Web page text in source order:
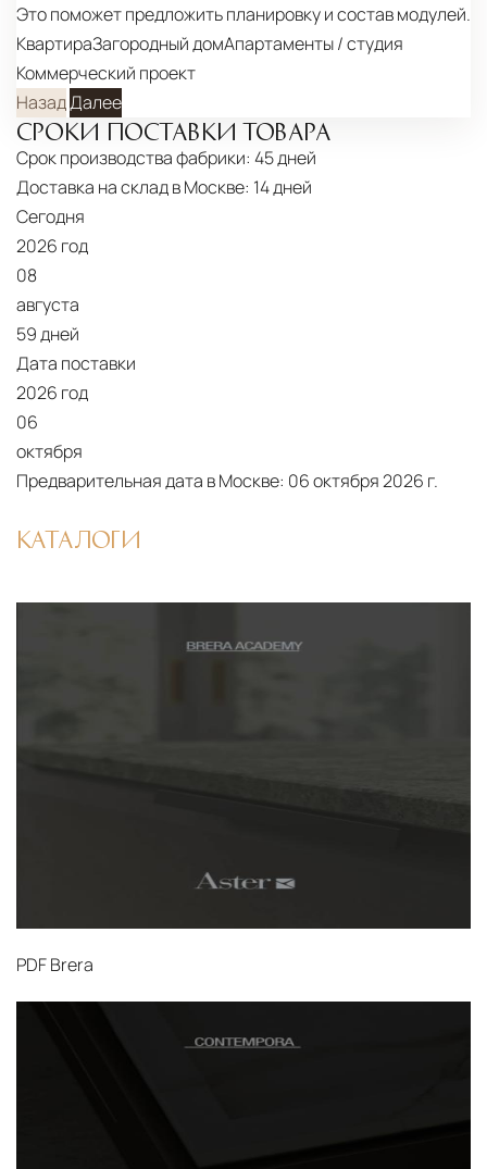
Страхование грузаВсе международные
поставки застрахованы в соответствии с
международными стандартами. Клиенты могут
выбрать дополнительное страхование для
критичных партий товара.
Это поможет предложить планировку и состав модулей.
КвартираЗагородный домАпартаменты / студия
Коммерческий проект
НазадДалее
СРОКИ ПОСТАВКИ ТОВАРА
Срок производства фабрики: 45 дней
Доставка на склад в Москве: 14 дней
Сегодня
2026 год
08
августа
59 дней
Дата поставки
2026 год
06
октября
Предварительная дата в Москве: 06 октября 2026 г.
КАТАЛОГИ
PDFBrera